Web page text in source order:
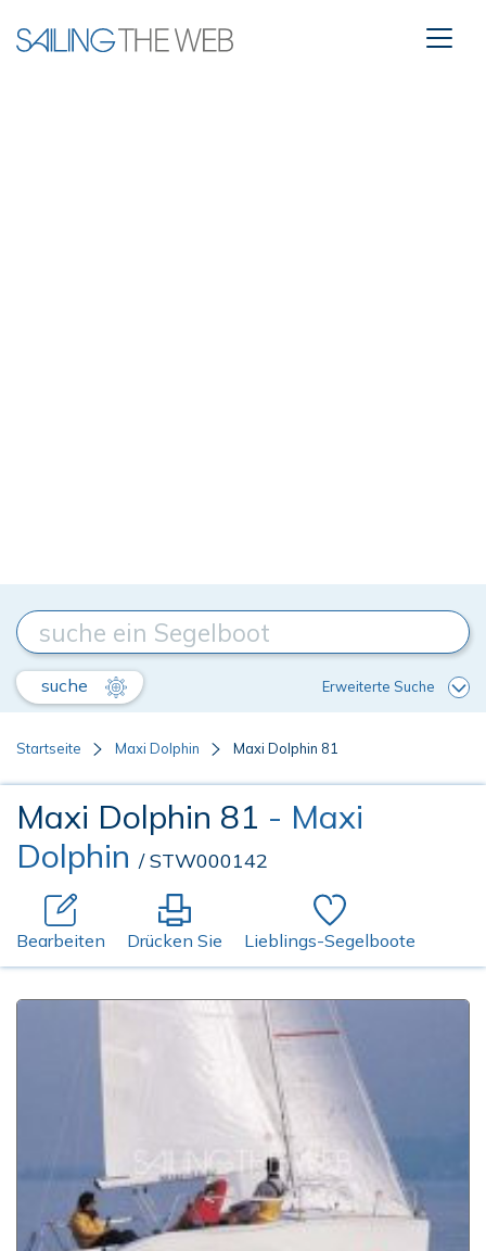
suche Erweiterte Suche
Startseite Maxi Dolphin Maxi Dolphin 81
Maxi Dolphin 81 - Maxi
Dolphin / STW000142
Bearbeiten Drücken Sie Lieblings-Segelboote